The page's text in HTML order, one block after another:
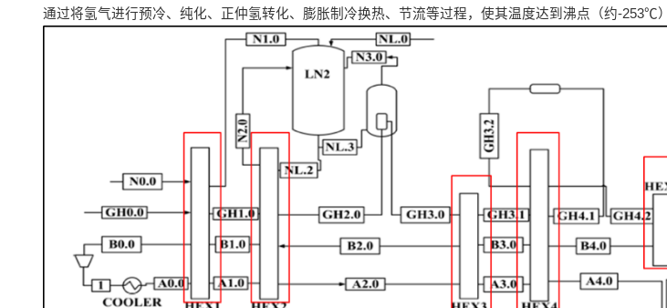
通过将氢气进行预冷、纯化、正仲氢转化、膨胀制冷换热、节流等过程，使其温度达到沸点（约-253℃